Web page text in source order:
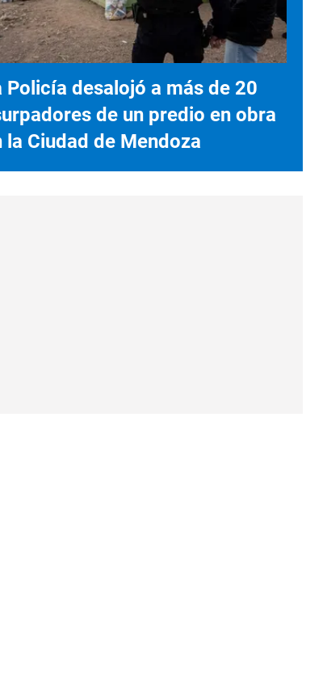
Policía desalojó a más de 20
de un predio en obra
la Ciudad de Mendoza